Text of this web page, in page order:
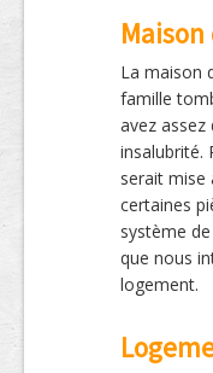
La maison
famille
avez assez
insalubrité.
serait mise
certaines
système
que nous
logement.